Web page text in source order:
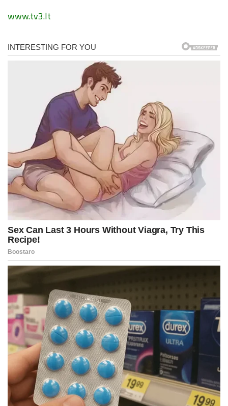
www.tv3.lt